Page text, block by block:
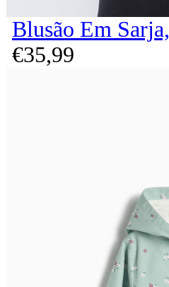
Blusão Em
€35,99